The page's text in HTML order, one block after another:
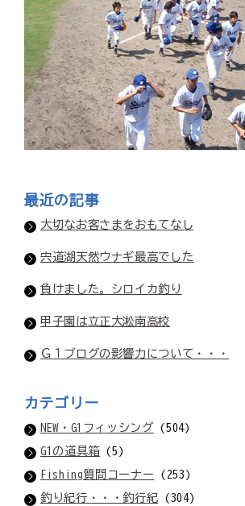
最近の記事
大切なお客さまをおもてなし
宍道湖天然ウナギ最高でした
負けました。シロイカ釣り
甲子園は立正大淞南高校
Ｇ１ブログの影響力について・・・
カテゴリー
NEW・G1フィッシング(504)
G1の道具箱(5)
Fishing質問コーナー (253)
釣り紀行・・・釣行紀 (304)